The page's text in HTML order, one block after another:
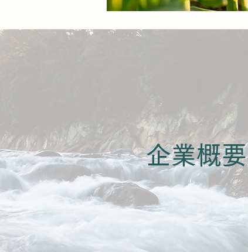
​企業概要